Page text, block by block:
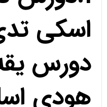
اسکی
دورس
هودی